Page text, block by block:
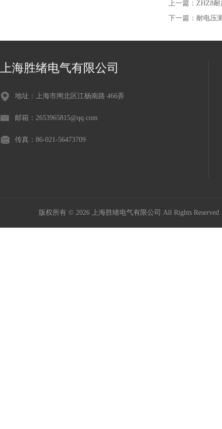
上一篇： ZHZ8
下一篇： 耐电压
上海胜绪电气有限公司
地址：上海市闸北区江杨南路 466弄
邮箱：2653965815@qq.com
传真：86-021-56473709
版权所有 © 2026 上海胜绪电气有限公司 All Rights